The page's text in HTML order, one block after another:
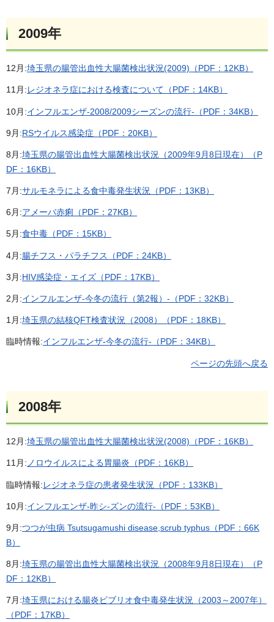
2009年
12月:埼玉県の腸管出血性大腸菌検出状況(2009)（PDF：12KB）
11月:レジオネラ症における検査について（PDF：14KB）
10月:インフルエンザ-2008/2009シーズンの流行-（PDF：34KB）
9月:RSウイルス感染症（PDF：20KB）
8月:埼玉県の腸管出血性大腸菌検出状況（2009年9月8日現在）（P
DF：16KB）
7月:サルモネラによる食中毒発生状況（PDF：13KB）
6月:アメーバ赤痢（PDF：27KB）
5月:食中毒（PDF：15KB）
4月:腸チフス・パラチフス（PDF：24KB）
3月:HIV感染症・エイズ（PDF：17KB）
2月:インフルエンザ-今冬の流行（第2報）-（PDF：32KB）
1月:埼玉県の結核QFT検査状況（2008）（PDF：18KB）
臨時情報:インフルエンザ-今冬の流行-（PDF：34KB）
ページの先頭へ戻る
2008年
12月:埼玉県の腸管出血性大腸菌検出状況(2008)（PDF：16KB）
11月: ノロウイルスによる胃腸炎（PDF：16KB）
臨時情報:レジオネラ症の患者発生状況（PDF：133KB）
10月:インフルエンザ-昨シ-ズンの流行-（PDF：53KB）
9月:つつが虫病 Tsutsugamushi disease,scrub typhus（PDF：66K
B）
8月:埼玉県の腸管出血性大腸菌検出状況（2008年9月8日現在）（P
DF：12KB）
7月:埼玉県における腸炎ビブリオ食中毒発生状況（2003～2007年）
（PDF：17KB）